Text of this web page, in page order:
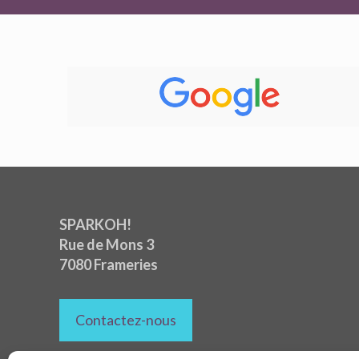
SPARKOH!
Rue de Mons 3
7080 Frameries
Contactez-nous